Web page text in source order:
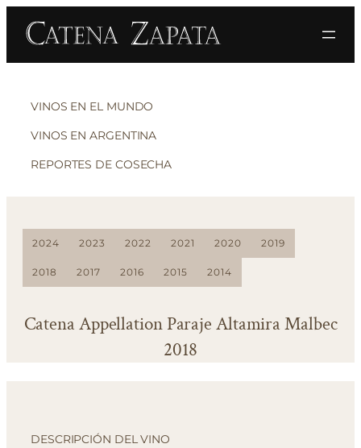
VINOS EN EL MUNDO
VINOS EN ARGENTINA
REPORTES DE COSECHA
2024 2023 2022 2021 2020 2019
2018 2017 2016 2015 2014
Catena Appellation Paraje Altamira Malbec
2018
DESCRIPCIÓN DEL VINO